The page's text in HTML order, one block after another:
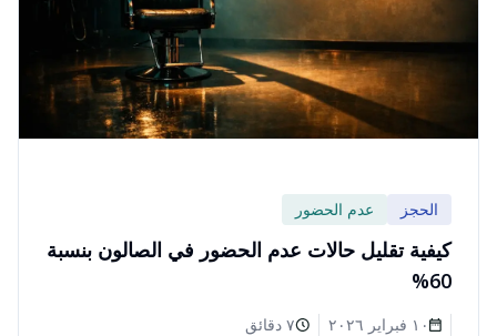
الحجز عدم الحضور
كيفية تقليل حالات عدم الحضور في الصالون بنسبة
60%
١٠ فبراير ٢٠٢٦
٧ دقائق